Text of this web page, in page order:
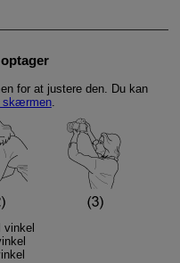
for at justere den. Du kan
skærmen.
vinkel